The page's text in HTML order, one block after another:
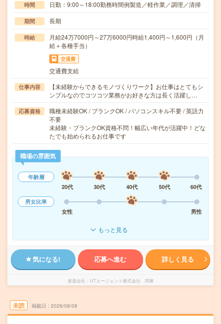
時間 日勤：9:00～18:00勤務時間例製造／軽作業／調理／清掃
期間 長期
時給
月給24万7000円～27万6000円時給1,400円～1,600円（月
給＋各種手当）
交通費
交通費支給
仕事内容
【未経験からできるモノづくりワーク】お仕事はとてもシ
ンプルなのでコツコツ業務がお好きな方は長く活躍し…
応募資格
職種未経験OK / ブランクOK / パソコンスキル不要 / 英語力
不要
未経験・ブランクOK資格不問！幅広い年代が活躍中！どな
たでも始められるお仕事です
職場の雰囲気
年齢層
20代
30代 40代 50代
60代
男女比率
女性
男性
もっと見る
気になる! 応募へ進む 詳しく見る
派遣会社 UTエージェント株式会社 関東
未読 掲載日 2026/08/08